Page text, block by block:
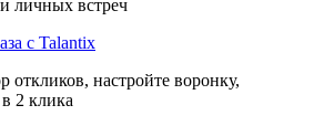
личных встреч
с Talantix
откликов, настройте воронку,
2 клика